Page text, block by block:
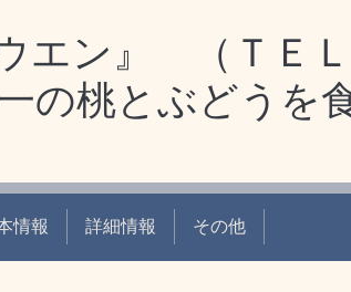
エン』 （ＴＥ
の桃とぶどうを
情報 詳細情報 その他